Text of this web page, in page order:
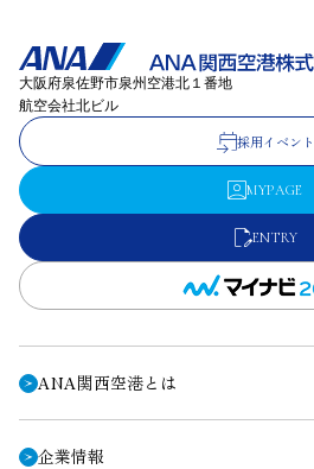
大阪府泉佐野市泉州空港北１番地
航空会社北ビル
採用イベント
MYPAGE
ENTRY
ANA関西空港とは
企業情報